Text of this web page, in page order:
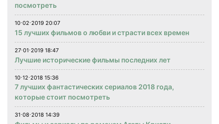
посмотреть
10⋅02⋅2019 20:07
15 лучших фильмов о любви и страсти всех времен
27⋅01⋅2019 18:47
Лучшие исторические фильмы последних лет
10⋅12⋅2018 15:36
7 лучших фантастических сериалов 2018 года,
которые стоит посмотреть
31⋅08⋅2018 14:39